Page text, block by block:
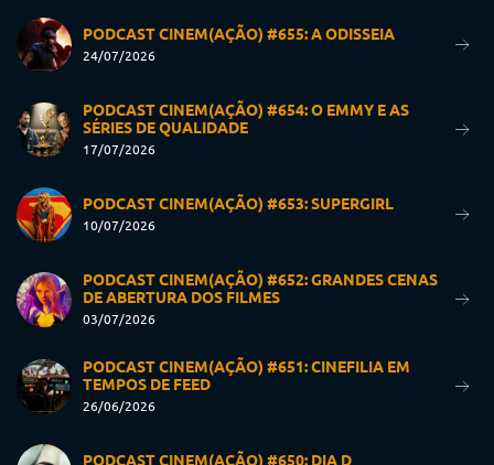
PODCAST CINEM(AÇÃO) #655: A ODISSEIA
24/07/2026
PODCAST CINEM(AÇÃO) #654: O EMMY E AS
SÉRIES DE QUALIDADE
17/07/2026
PODCAST CINEM(AÇÃO) #653: SUPERGIRL
10/07/2026
PODCAST CINEM(AÇÃO) #652: GRANDES CENAS
DE ABERTURA DOS FILMES
03/07/2026
PODCAST CINEM(AÇÃO) #651: CINEFILIA EM
TEMPOS DE FEED
26/06/2026
PODCAST CINEM(AÇÃO) #650: DIA D